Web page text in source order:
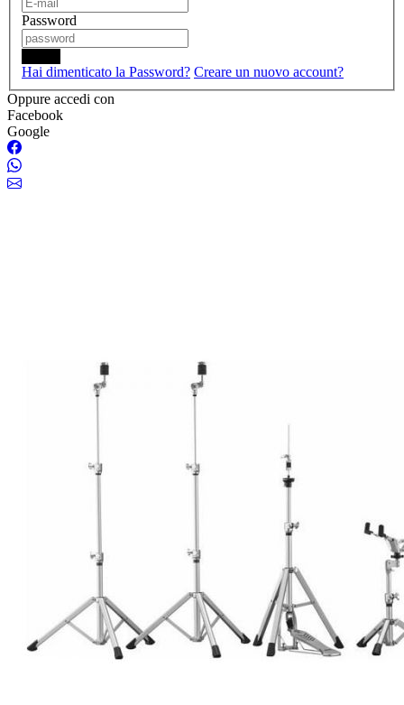
Password
Hai dimenticato la Password? Creare un nuovo account?
Oppure accedi con
Facebook
Google